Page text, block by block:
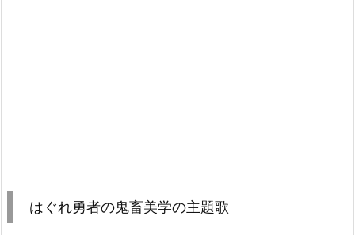
はぐれ勇者の鬼畜美学の主題歌